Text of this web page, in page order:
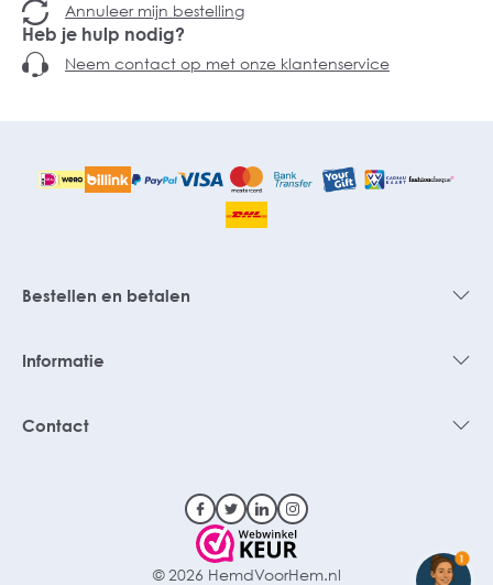
Annuleer mijn bestelling
Heb je hulp nodig?
Neem contact op met onze klantenservice
Bestellen en betalen
Informatie
Contact
© 2026 HemdVoorHem.nl
1